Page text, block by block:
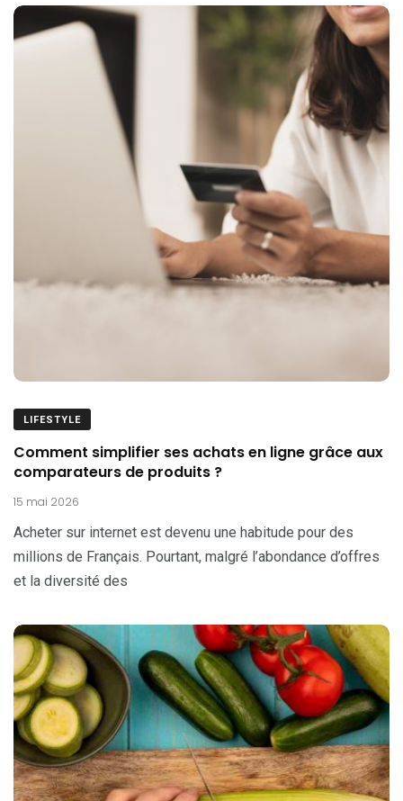
LIFESTYLE
Comment simplifier ses achats en ligne grâce aux
comparateurs de produits ?
15 mai 2026
Acheter sur internet est devenu une habitude pour des
millions de Français. Pourtant, malgré l’abondance d’offres
et la diversité des